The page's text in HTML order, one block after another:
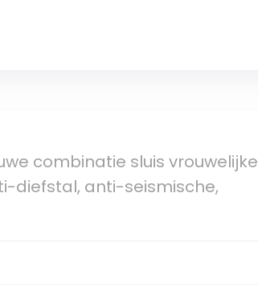
combinatie sluis vrouwelijke
diefstal, anti-seismische,